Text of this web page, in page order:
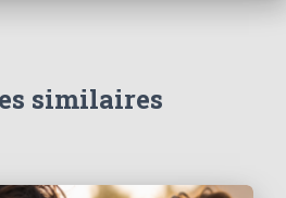
similaires